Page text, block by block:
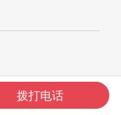
拨打电话